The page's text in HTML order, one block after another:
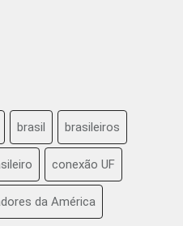
brasil brasileiros
conexão UF
da América